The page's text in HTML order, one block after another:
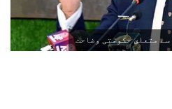
سے متعلق حکومتی وضاحت